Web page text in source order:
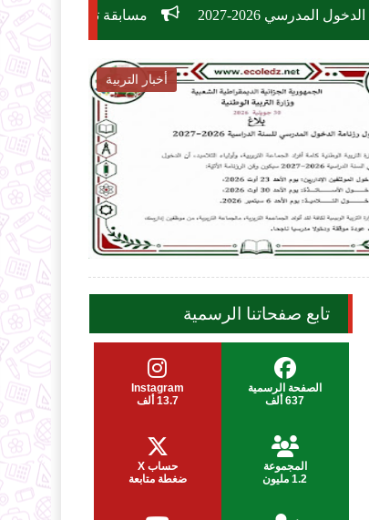
مسابقة توظيف وزارة التربية الوطنية 2026: دليل الشروط، التخصصات، وكيفية التسجيل في 26,209 منصب
ecoledz.net
أخبار التوظيف

تابع صفحاتنا الرسمية
الصفحة الرسمية
637 ألف
Instagram
13.7 ألف
المجموعة
1.2 مليون
حساب X
ضغطة متابعة